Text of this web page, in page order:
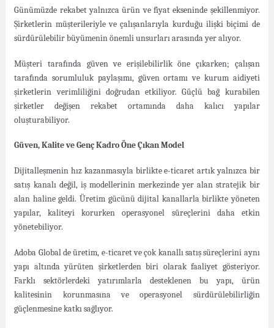
Günümüzde rekabet yalnızca ürün ve fiyat ekseninde şekillenmiyor.
Şirketlerin müşterileriyle ve çalışanlarıyla kurduğu ilişki biçimi de
sürdürülebilir büyümenin önemli unsurları arasında yer alıyor.
Müşteri tarafında güven ve erişilebilirlik öne çıkarken; çalışan
tarafında sorumluluk paylaşımı, güven ortamı ve kurum aidiyeti
şirketlerin verimliliğini doğrudan etkiliyor. Güçlü bağ kurabilen
şirketler değişen rekabet ortamında daha kalıcı yapılar
oluşturabiliyor.
Güven, Kalite ve Genç Kadro Öne Çıkan Model
Dijitalleşmenin hız kazanmasıyla birlikte e-ticaret artık yalnızca bir
satış kanalı değil, iş modellerinin merkezinde yer alan stratejik bir
alan haline geldi. Üretim gücünü dijital kanallarla birlikte yöneten
yapılar, kaliteyi korurken operasyonel süreçlerini daha etkin
yönetebiliyor.
Adoba Global de üretim, e-ticaret ve çok kanallı satış süreçlerini aynı
yapı altında yürüten şirketlerden biri olarak faaliyet gösteriyor.
Farklı sektörlerdeki yatırımlarla desteklenen bu yapı, ürün
kalitesinin korunmasına ve operasyonel sürdürülebilirliğin
güçlenmesine katkı sağlıyor.